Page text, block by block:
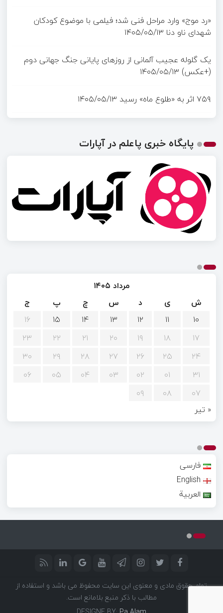
«رد موج» وارد مراحل فنی شد؛ فیلمی با موضوع کودکان
شهدای ناو دنا ۱۴۰۵/۰۵/۱۳
یک گلوله عجیب آلمانی از روزهای پایانی جنگ جهانی دوم
(+عکس) ۱۴۰۵/۰۵/۱۳
۷۵۹ اثر به «طلوع ماه» رسید
۱۴۰۵/۰۵/۱۳
پایگاه خبری پاعلم در آپارات
مرداد ۱۴۰۵
ش
ی د س چ پ
ج
۱۰
۱۱ ۱۲ ۱۳ ۱۴ ۱۵
۱۶
۱۷
۱۸ ۱۹ ۲۰ ۲۱ ۲۲
۲۳
۲۴
۲۵ ۲۶ ۲۷ ۲۸ ۲۹
۳۰
۳۱
۰۱ ۰۲ ۰۳ ۰۴ ۰۵
۰۶
۰۷
۰۸
۰۹
« تیر
فارسی
English
العربية
تمام حقوق مادی و معنوی این سایت محفوظ می باشد و استفاده از
مطالب با ذکر منبع بلامانع است.